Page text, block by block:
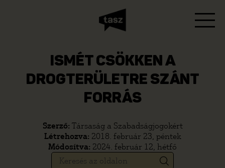
ISMÉT CSÖKKEN A
DROGTERÜLETRE SZÁNT
FORRÁS
Szerző: Társaság a Szabadságjogokért
Létrehozva: 2018. február 23, péntek
Módosítva: 2024. február 12, hétfő